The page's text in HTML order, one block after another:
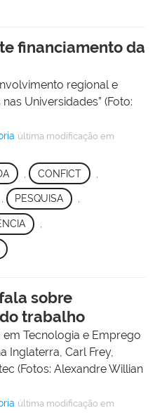
financiamento da
regional e
Universidades” (Foto:
última modificação em
CONFICT
, PESQUISA ,
sobre
trabalho
Tecnologia e Emprego
Inglaterra, Carl Frey,
(Fotos: Alexandre Willian
última modificação em